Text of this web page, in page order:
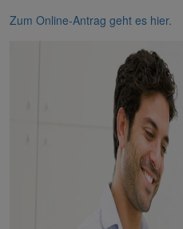
Zum Online-Antrag geht es hier.